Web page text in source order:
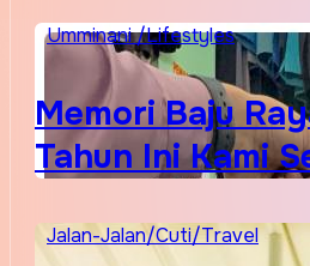
Umminani /Lifestyles
Memori Baju
Tahun Ini Kami
Hari-Hari?
Jalan-Jalan/Cuti/Travel